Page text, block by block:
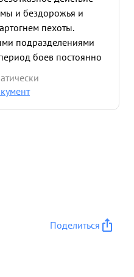
и бездорожья и
пехоты.
подразделениями
боев постоянно
воодушевляя
мужество и
Поделиться